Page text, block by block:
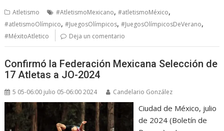
Atletismo #AtletismoMexicano,#atletismoMéxico,
#atletismoOlímpico,#JuegosOlímpicos,#JuegosOlímpicosDeVerano,
#MéxitoAtletico Deja un comentario
Confirmó la Federación Mexicana Selección de
17 Atletas a JO-2024
5 05-06:00 julio 05-06:00 2024 Candelario González
Ciudad de México, julio
de 2024 (Boletín de